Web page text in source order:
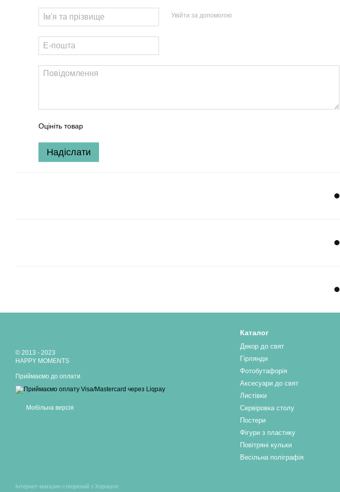
Увійти за допомогою
Оцініть товар
Надіслати
© 2013 - 2023
HAPPY MOMENTS
Приймаємо до оплати
Мобільна версія
Інтернет-магазин створений з Хорошоп
Каталог
Декор до свят
Гірлянди
Фотобутафорія
Аксесуари до свят
Листівки
Сервіровка столу
Постери
Фігури з пластику
Повітряні кульки
Весільна поліграфія